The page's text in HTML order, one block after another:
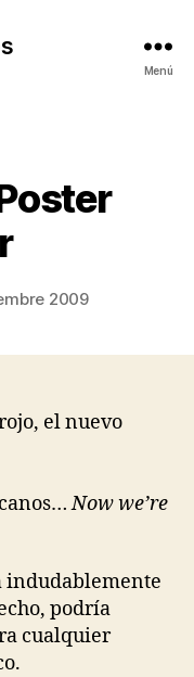
Menú
2009
el nuevo
Now we’re
indudablemente
podría
cualquier